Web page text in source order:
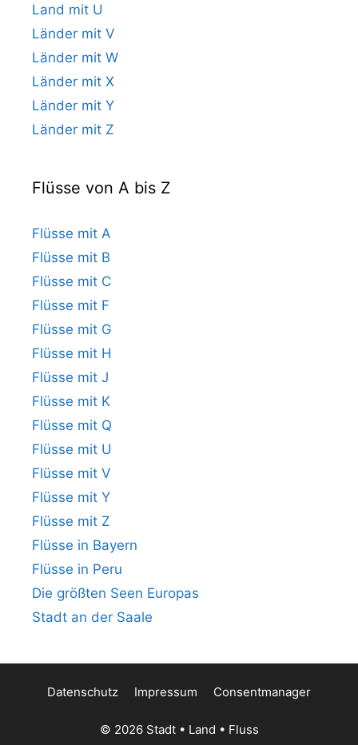
Land mit U
Länder mit V
Länder mit W
Länder mit X
Länder mit Y
Länder mit Z
Flüsse von A bis Z
Flüsse mit A
Flüsse mit B
Flüsse mit C
Flüsse mit F
Flüsse mit G
Flüsse mit H
Flüsse mit J
Flüsse mit K
Flüsse mit Q
Flüsse mit U
Flüsse mit V
Flüsse mit Y
Flüsse mit Z
Flüsse in Bayern
Flüsse in Peru
Die größten Seen Europas
Stadt an der Saale
Datenschutz Impressum Consentmanager
© 2026 Stadt • Land • Fluss